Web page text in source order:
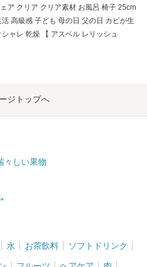
ア クリア クリア素材 お風呂 椅子 25cm
高級感 子ども 母の日 父の日 カビが生
ャレ 乾燥 【 アスベル レリッシュ
ジトップへ
々しい果物
水 お茶飲料 ソフトドリンク